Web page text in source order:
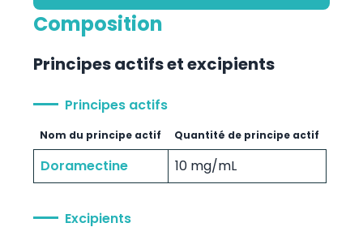
Composition
Principes actifs et excipients
Principes actifs
Nom du principe actif Quantité de principe actif
Doramectine 10 mg/mL
Excipients